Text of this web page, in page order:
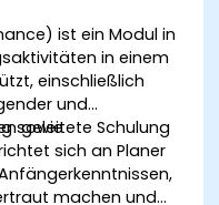
ist ein Modul in
in einem
einschließlich
und
sowie
geleitete Schulung
sich an Planer
machen und